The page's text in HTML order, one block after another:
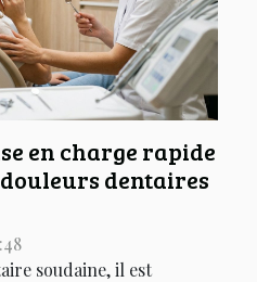
en charge rapide
dentaires
soudaine, il est